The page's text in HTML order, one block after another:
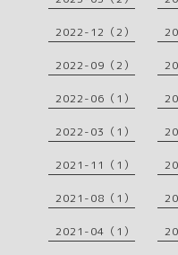
2022-12（2）
2022-09（2）
2022-06（1）
2022-03（1）
2021-11（1）
2021-08（1）
2021-04（1）